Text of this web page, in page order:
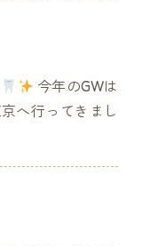
今年のGWは
へ行ってきまし